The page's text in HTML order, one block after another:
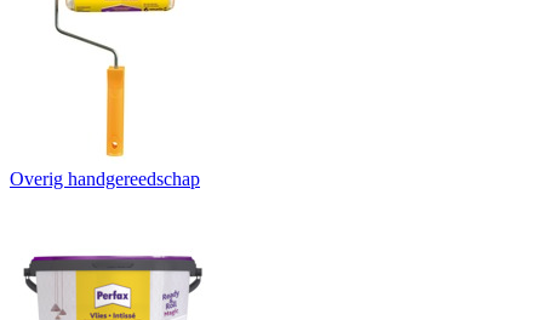
Overig handgereedschap